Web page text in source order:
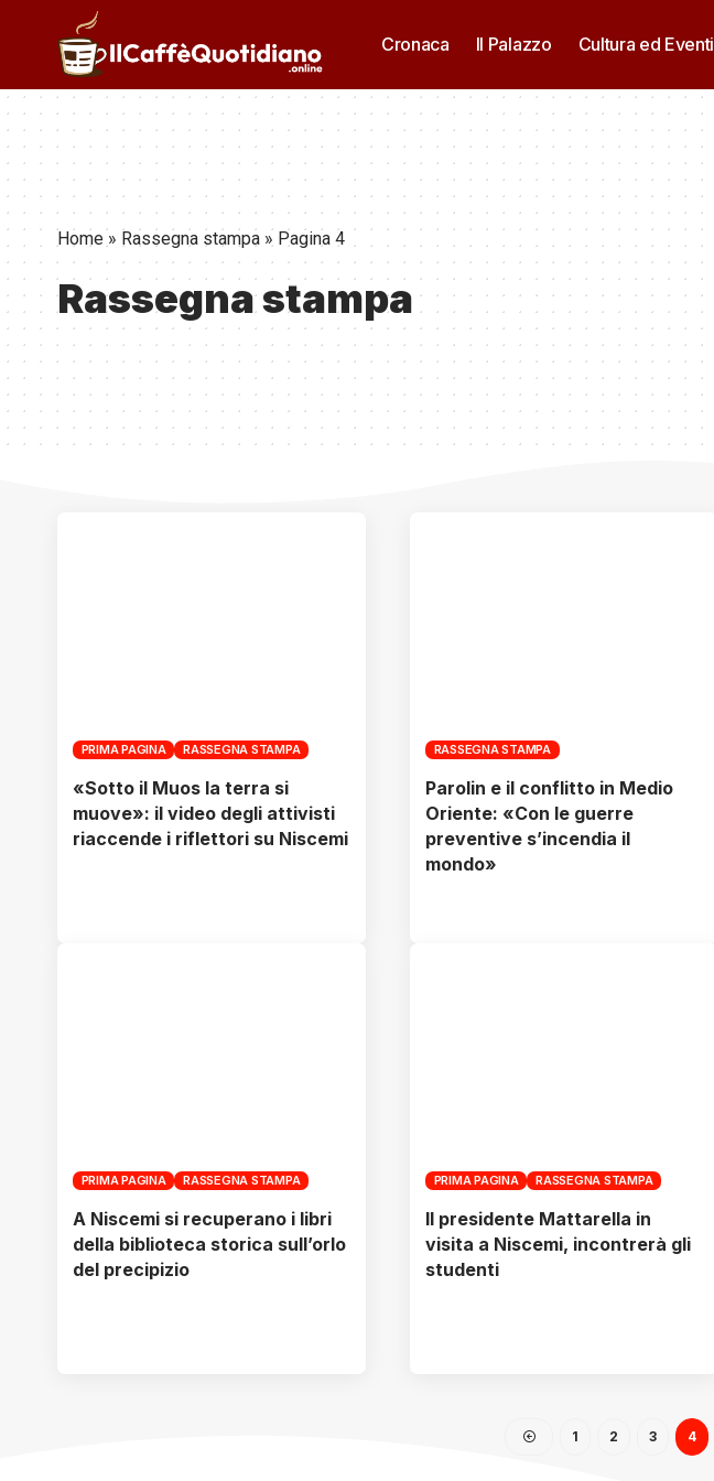
Cronaca Il Palazzo Cultura ed Eventi
Home » Rassegna stampa » Pagina 4
Rassegna stampa
PRIMA PAGINA RASSEGNA STAMPA
«Sotto il Muos la terra si
muove»: il video degli attivisti
riaccende i riflettori su Niscemi
RASSEGNA STAMPA
Parolin e il conflitto in Medio
Oriente: «Con le guerre
preventive s’incendia il
mondo»
PRIMA PAGINA RASSEGNA STAMPA
A Niscemi si recuperano i libri
della biblioteca storica sull’orlo
del precipizio
PRIMA PAGINA RASSEGNA STAMPA
Il presidente Mattarella in
visita a Niscemi, incontrerà gli
studenti
1 2 3 4